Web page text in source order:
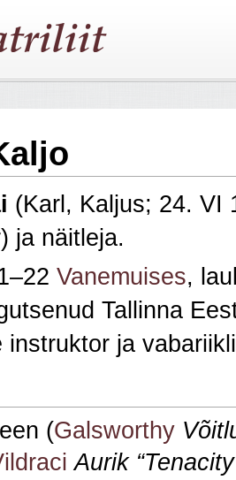
(Karl, Kaljus; 24. VI
ja näitleja.
Vanemuises,
Tallinna
instruktor ja
(Galsworthy
Aurik